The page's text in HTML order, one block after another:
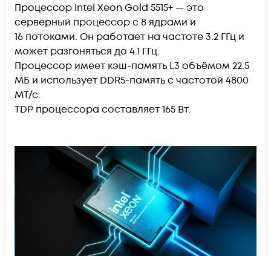
Процессор Intel Xeon Gold 5515+ — это
серверный процессор с 8 ядрами и
16 потоками. Он работает на частоте 3.2 ГГц и
может разгоняться до 4.1 ГГц.
Процессор имеет кэш-память L3 объёмом 22.5
МБ и использует DDR5-память с частотой 4800
МТ/с.
TDP процессора составляет 165 Вт.